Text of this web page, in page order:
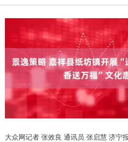
大众网记者 张效良 通讯员 张启慧 济宁